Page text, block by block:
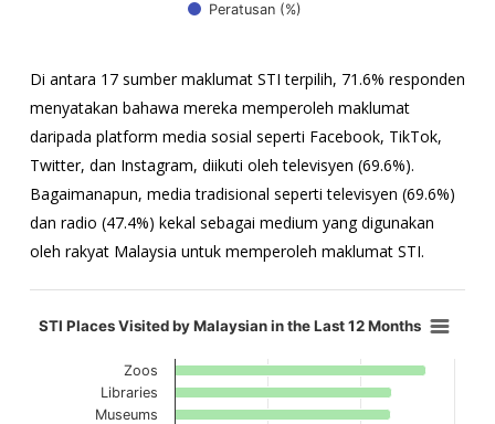
Peratusan (%)
Di antara 17 sumber maklumat STI terpilih, 71.6% responden
menyatakan bahawa mereka memperoleh maklumat
daripada platform media sosial seperti Facebook, TikTok,
Twitter, dan Instagram, diikuti oleh televisyen (69.6%).
Bagaimanapun, media tradisional seperti televisyen (69.6%)
dan radio (47.4%) kekal sebagai medium yang digunakan
oleh rakyat Malaysia untuk memperoleh maklumat STI.
View as data table, STI Places Visited by Malaysian in the Last 12
Carta mempunyai 1 paksi X yang memaparkan kategori.
STI Places Visited by Malaysian in the Last 12 Months
Zoos
Libraries
Museums